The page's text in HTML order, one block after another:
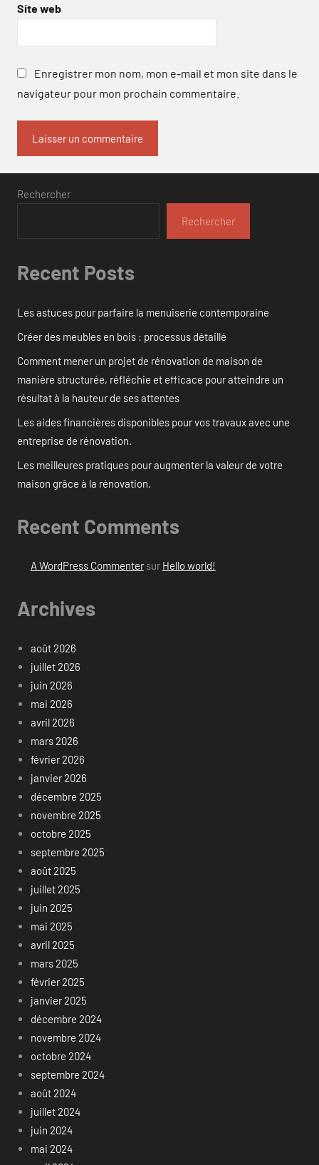
Site web
Enregistrer mon nom, mon e-mail et mon site dans le
navigateur pour mon prochain commentaire.
Rechercher
Rechercher
Recent Posts
Les astuces pour parfaire la menuiserie contemporaine
Créer des meubles en bois : processus détaillé
Comment mener un projet de rénovation de maison de
manière structurée, réfléchie et efficace pour atteindre un
résultat à la hauteur de ses attentes
Les aides financières disponibles pour vos travaux avec une
entreprise de rénovation.
Les meilleures pratiques pour augmenter la valeur de votre
maison grâce à la rénovation.
Recent Comments
A WordPress Commentersur Hello world!
Archives
août 2026
juillet 2026
juin 2026
mai 2026
avril 2026
mars 2026
février 2026
janvier 2026
décembre 2025
novembre 2025
octobre 2025
septembre 2025
août 2025
juillet 2025
juin 2025
mai 2025
avril 2025
mars 2025
février 2025
janvier 2025
décembre 2024
novembre 2024
octobre 2024
septembre 2024
août 2024
juillet 2024
juin 2024
mai 2024